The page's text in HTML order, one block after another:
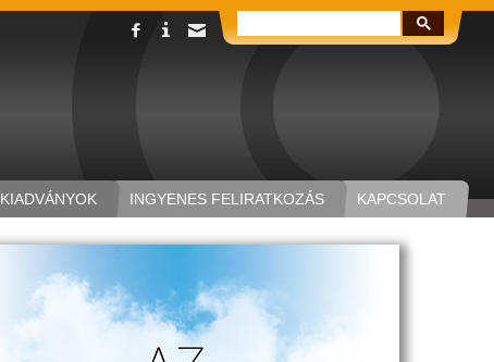
KAPCSOLAT
INGYENES FELIRATKOZÁS
KIADVÁNYOK